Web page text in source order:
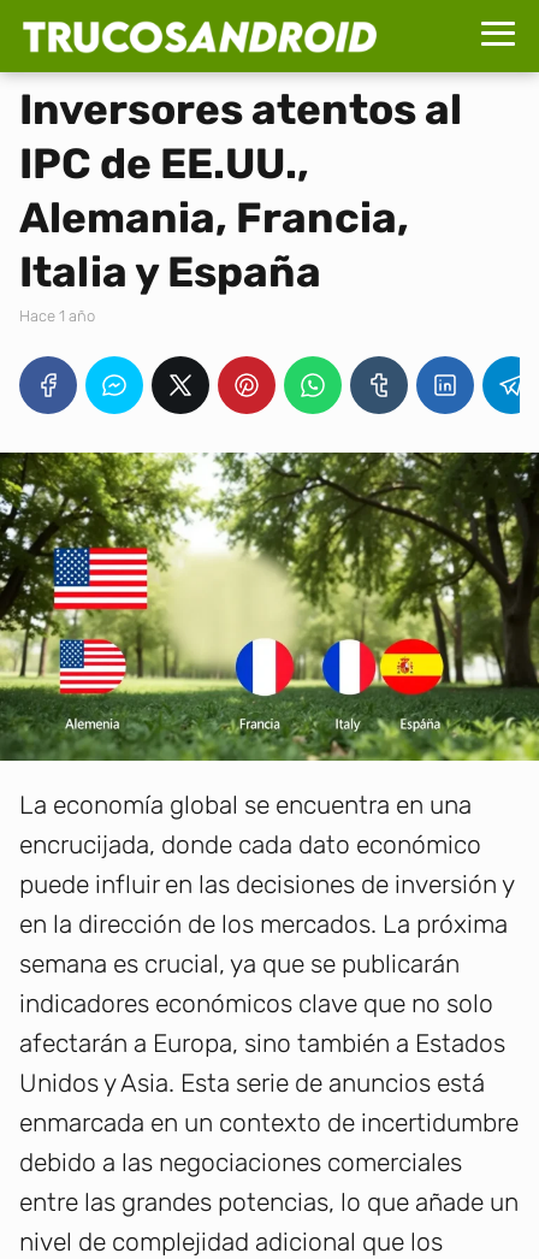
Inversores atentos al
IPC de EE.UU.,
Alemania, Francia,
Italia y España
hace 1 año
La economía global se encuentra en una
encrucijada, donde cada dato económico
puede influir en las decisiones de inversión y
en la dirección de los mercados. La próxima
semana es crucial, ya que se publicarán
indicadores económicos clave que no solo
afectarán a Europa, sino también a Estados
Unidos y Asia. Esta serie de anuncios está
enmarcada en un contexto de incertidumbre
debido a las negociaciones comerciales
entre las grandes potencias, lo que añade un
nivel de complejidad adicional que los